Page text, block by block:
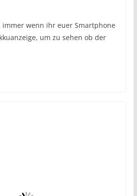
wenn ihr euer Smartphone
um zu sehen ob der